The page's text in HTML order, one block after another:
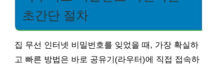
초간단 절차
집 무선 인터넷 비밀번호를 잊었을 때, 가장 확실하
고 빠른 방법은 바로 공유기(라우터)에 직접 접속하